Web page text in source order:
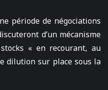
période de négociations
d’un mécanisme
« en recourant, au
dilution sur place sous la